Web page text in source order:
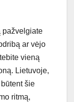
pažvelgiate
ar vėjo
vieną
Lietuvoje,
šie
ritmą,